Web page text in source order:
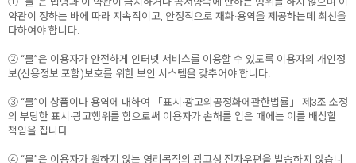
약관이 정하는 바에 따라 지속적이고, 안정적으로 재화·용역을 제공하는데 최선을
다하여야 합니다.
② “몰”은 이용자가 안전하게 인터넷 서비스를 이용할 수 있도록 이용자의 개인정
보(신용정보 포함)보호를 위한 보안 시스템을 갖추어야 합니다.
③ “몰”이 상품이나 용역에 대하여 「표시·광고의공정화에관한법률」 제3조 소정
의 부당한 표시·광고행위를 함으로써 이용자가 손해를 입은 때에는 이를 배상할
책임을 집니다.
④ “몰”은 이용자가 원하지 않는 영리목적의 광고성 전자우편을 발송하지 않습니